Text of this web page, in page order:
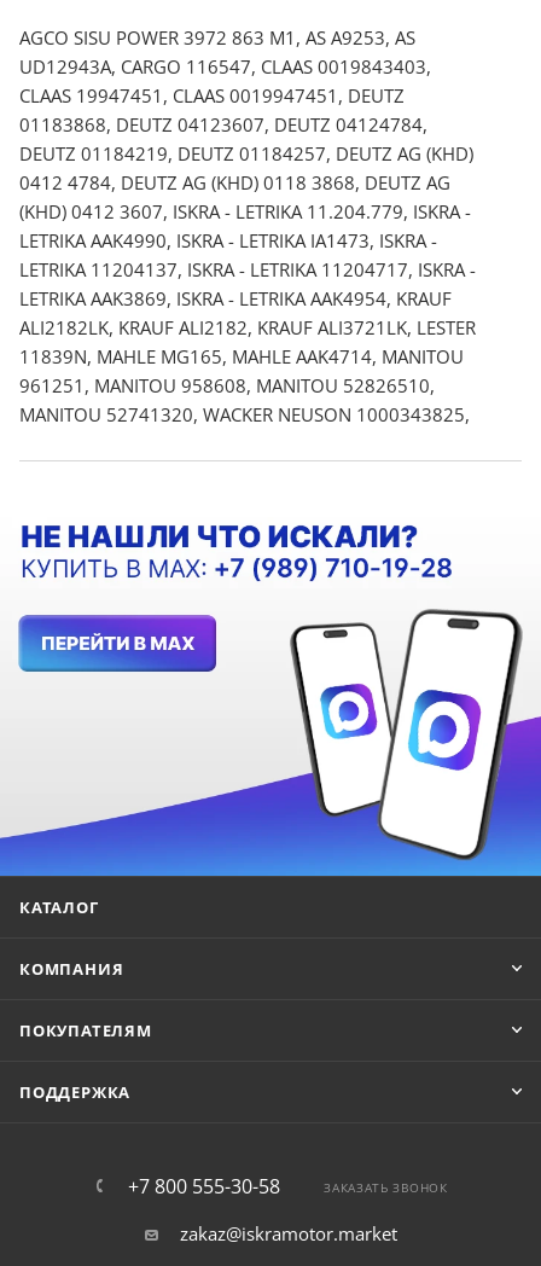
AGCO SISU POWER 3972 863 M1, AS A9253, AS
UD12943A, CARGO 116547, CLAAS 0019843403,
CLAAS 19947451, CLAAS 0019947451, DEUTZ
01183868, DEUTZ 04123607, DEUTZ 04124784,
DEUTZ 01184219, DEUTZ 01184257, DEUTZ AG (KHD)
0412 4784, DEUTZ AG (KHD) 0118 3868, DEUTZ AG
(KHD) 0412 3607, ISKRA - LETRIKA 11.204.779, ISKRA -
LETRIKA AAK4990, ISKRA - LETRIKA IA1473, ISKRA -
LETRIKA 11204137, ISKRA - LETRIKA 11204717, ISKRA -
LETRIKA AAK3869, ISKRA - LETRIKA AAK4954, KRAUF
ALI2182LK, KRAUF ALI2182, KRAUF ALI3721LK, LESTER
11839N, MAHLE MG165, MAHLE AAK4714, MANITOU
961251, MANITOU 958608, MANITOU 52826510,
MANITOU 52741320, WACKER NEUSON 1000343825,
КАТАЛОГ
КОМПАНИЯ
ПОКУПАТЕЛЯМ
ПОДДЕРЖКА
+7 800 555-30-58 ЗАКАЗАТЬ ЗВОНОК
zakaz@iskramotor.market